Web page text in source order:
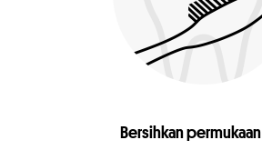
Bersihkan